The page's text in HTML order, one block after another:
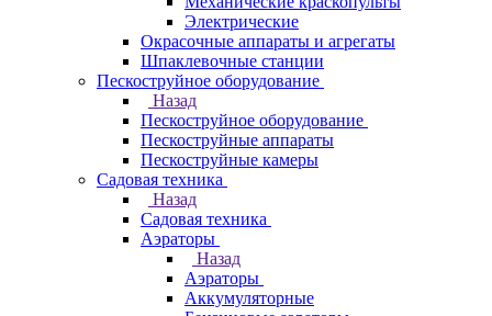
Электрические
Окрасочные аппараты и агрегаты
Шпаклевочные станции
Пескоструйное оборудование
Назад
Пескоструйное оборудование
Пескоструйные аппараты
Пескоструйные камеры
Садовая техника
Назад
Садовая техника
Аэраторы
Назад
Аэраторы
Аккумуляторные